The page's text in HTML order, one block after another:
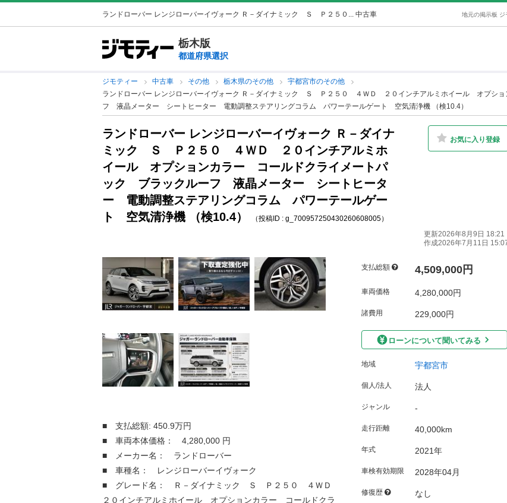
ランドローバー レンジローバーイヴォーク Ｒ－ダイナミック Ｓ Ｐ２５０... 中古車 地元の掲示板 ジ
栃木版
都道府県選択
ジモティー 中古車 その他 栃木県のその他
宇都宮市のその他
ランドローバー レンジローバーイヴォーク Ｒ－ダイナミック Ｓ Ｐ２５０ ４ＷＤ ２０インチアルミホイール オプシ
フ 液晶メーター シートヒーター 電動調整ステアリングコラム パワーテールゲート 空気清浄機 （検10.4）
ランドローバー レンジローバーイヴォーク Ｒ－ダイナ
ミック Ｓ Ｐ２５０ ４ＷＤ ２０インチアルミホ
イール オプションカラー コールドクライメートパ
ック ブラックルーフ 液晶メーター シートヒータ
ー 電動調整ステアリングコラム パワーテールゲー
ト 空気清浄機 （検10.4）
（投稿ID : g_700957250430260608005）
お気に入り登録
更新2026年8月9日 18:21
作成2026年7月11日
■ 支払総額: 450.9万円
■ 車両本体価格： 4,280,000 円
■ メーカー名： ランドローバー
■ 車種名： レンジローバーイヴォーク
■ グレード名： Ｒ－ダイナミック Ｓ Ｐ２５０ ４ＷＤ
２０インチアルミホイール オプションカラー コールドクラ
支払総額 4,509,000円
車両価格 4,280,000円
諸費用 229,000円
ローンについて聞いてみる
地域 宇都宮市
個人/法人 法人
ジャンル -
走行距離 40,000km
年式 2021年
車検有効期限 2028年04月
修復歴 なし